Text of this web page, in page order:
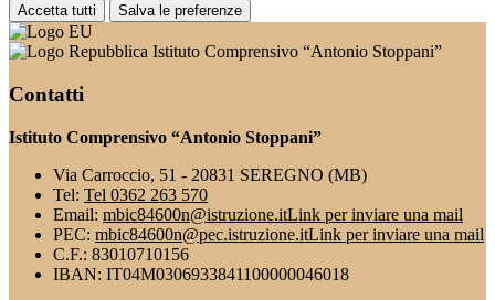
Accetta tutti Salva le preferenze
Istituto Comprensivo “Antonio Stoppani”
Contatti
Istituto Comprensivo “Antonio Stoppani”
Via Carroccio, 51 - 20831 SEREGNO (MB)
Tel: Tel 0362 263 570
Email: mbic84600n@istruzione.itLink per inviare una mail
PEC: mbic84600n@pec.istruzione.itLink per inviare una mail
C.F.: 83010710156
IBAN: IT04M0306933841100000046018